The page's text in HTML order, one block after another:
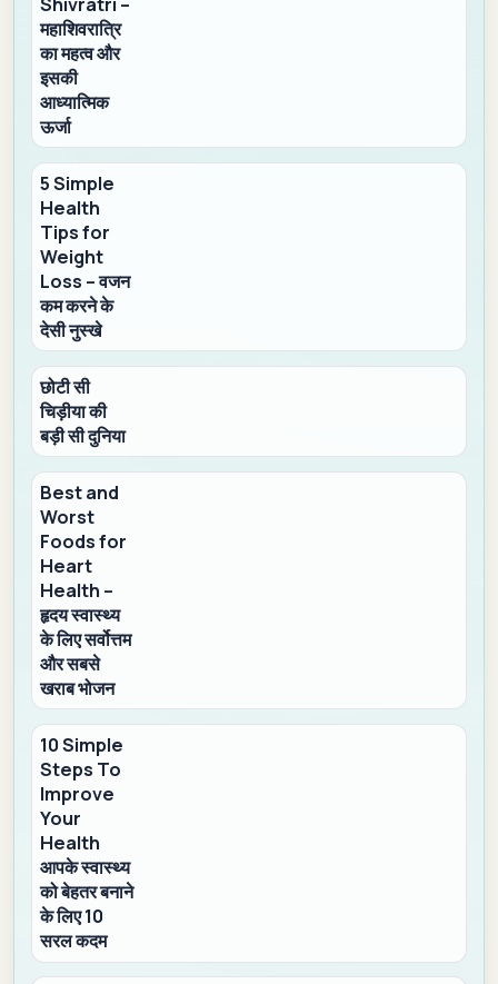
महाशिवरात्रि
का महत्व और
इसकी
आध्यात्मिक
ऊर्जा
5 Simple
Health
Tips for
Weight
Loss – वजन
कम करने के
देसी नुस्खे
छोटी सी
चिड़ीया की
बड़ी सी दुनिया
Best and
Worst
Foods for
Heart
Health –
हृदय स्वास्थ्य
के लिए सर्वोत्तम
और सबसे
खराब भोजन
10 Simple
Steps To
Improve
Your
Health
आपके स्वास्थ्य
को बेहतर बनाने
के लिए 10
सरल कदम